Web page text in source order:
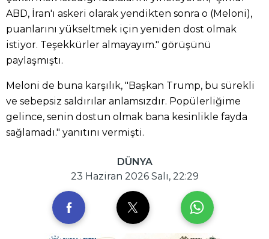
ABD, İran'ı askeri olarak yendikten sonra o (Meloni),
puanlarını yükseltmek için yeniden dost olmak
istiyor. Teşekkürler almayayım." görüşünü
paylaşmıştı.
Meloni de buna karşılık, "Başkan Trump, bu sürekli
ve sebepsiz saldırılar anlamsızdır. Popülerliğime
gelince, senin dostun olmak bana kesinlikle fayda
sağlamadı." yanıtını vermişti.
DÜNYA
23 Haziran 2026 Salı, 22:29